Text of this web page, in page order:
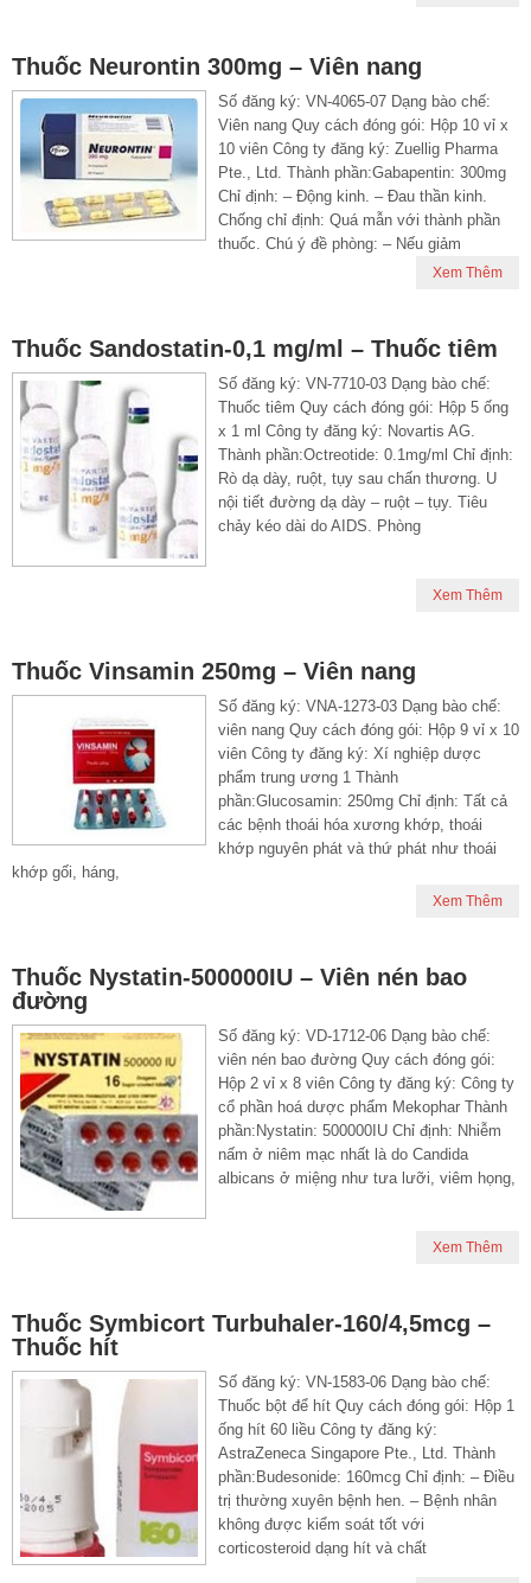
Thuốc Neurontin 300mg – Viên nang
Số đăng ký: VN-4065-07 Dạng bào chế:
Viên nang Quy cách đóng gói: Hộp 10 vỉ x
10 viên Công ty đăng ký: Zuellig Pharma
Pte., Ltd. Thành phần:Gabapentin: 300mg
Chỉ định: – Động kinh. – Đau thần kinh.
Chống chỉ định: Quá mẫn với thành phần
thuốc. Chú ý đề phòng: – Nếu giảm
Xem Thêm
Thuốc Sandostatin-0,1 mg/ml – Thuốc tiêm
Số đăng ký: VN-7710-03 Dạng bào chế:
Thuốc tiêm Quy cách đóng gói: Hộp 5 ống
x 1 ml Công ty đăng ký: Novartis AG.
Thành phần:Octreotide: 0.1mg/ml Chỉ định:
Rò dạ dày, ruột, tụy sau chấn thương. U
nội tiết đường dạ dày – ruột – tụy. Tiêu
chảy kéo dài do AIDS. Phòng
Xem Thêm
Thuốc Vinsamin 250mg – Viên nang
Số đăng ký: VNA-1273-03 Dạng bào chế:
viên nang Quy cách đóng gói: Hộp 9 vỉ x 10
viên Công ty đăng ký: Xí nghiệp dược
phẩm trung ương 1 Thành
phần:Glucosamin: 250mg Chỉ định: Tất cả
các bệnh thoái hóa xương khớp, thoái
khớp nguyên phát và thứ phát như thoái
khớp gối, háng,
Xem Thêm
Thuốc Nystatin-500000IU – Viên nén bao
đường
Số đăng ký: VD-1712-06 Dạng bào chế:
viên nén bao đường Quy cách đóng gói:
Hộp 2 vỉ x 8 viên Công ty đăng ký: Công ty
cổ phần hoá dược phẩm Mekophar Thành
phần:Nystatin: 500000IU Chỉ định: Nhiễm
nấm ở niêm mạc nhất là do Candida
albicans ở miệng như tưa lưỡi, viêm họng,
Xem Thêm
Thuốc Symbicort Turbuhaler-160/4,5mcg –
Thuốc hít
Số đăng ký: VN-1583-06 Dạng bào chế:
Thuốc bột để hít Quy cách đóng gói: Hộp 1
ống hít 60 liều Công ty đăng ký:
AstraZeneca Singapore Pte., Ltd. Thành
phần:Budesonide: 160mcg Chỉ định: – Điều
trị thường xuyên bệnh hen. – Bệnh nhân
không được kiểm soát tốt với
corticosteroid dạng hít và chất